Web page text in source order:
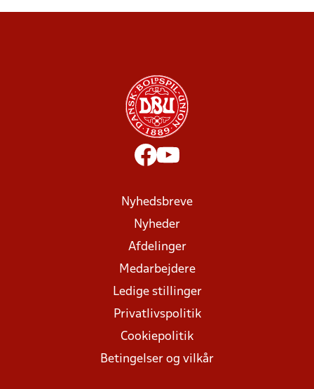
Nyhedsbreve
Nyheder
Afdelinger
Medarbejdere
Ledige stillinger
Privatlivspolitik
Cookiepolitik
Betingelser og vilkår